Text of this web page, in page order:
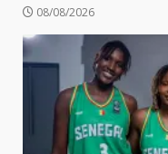
08/08/2026